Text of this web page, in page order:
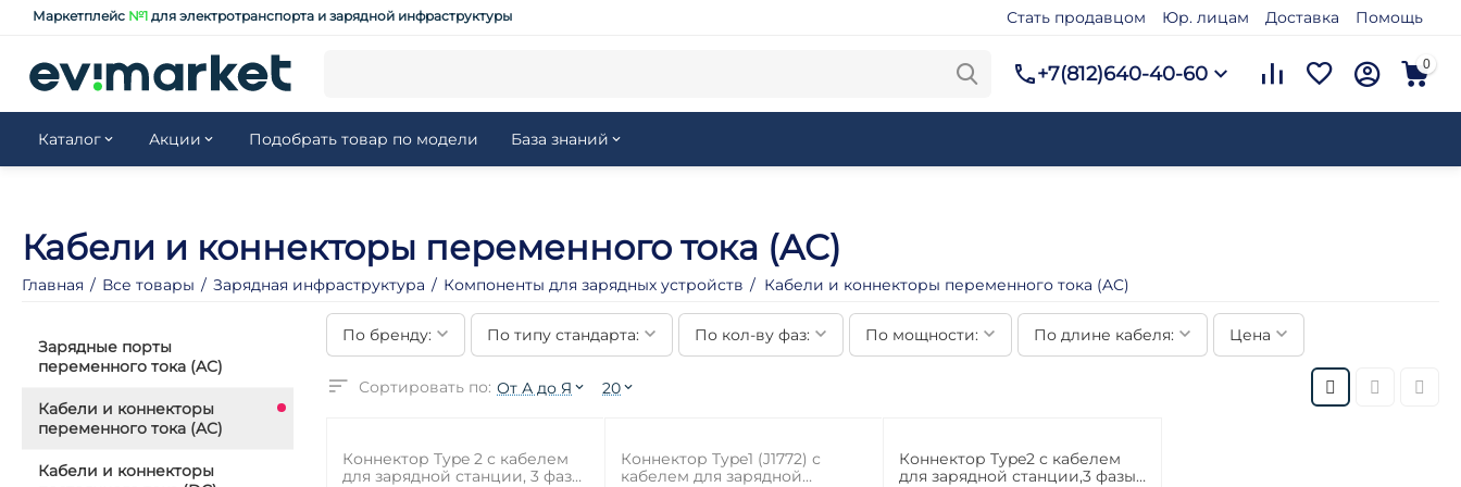
Маркетплейс №1 для электротранспорта и зарядной инфраструктуры Стать продавцом Юр. лицам Доставка Помощь
+7(812)640-40-60 0
Каталог Акции Подобрать товар по модели База знаний
Кабели и коннекторы переменного тока (AC)
Главная / Все товары / Зарядная инфраструктура / Компоненты для зарядных устройств / Кабели и коннекторы переменного тока (AC)
По бренду: По типу стандарта: По кол-ву фаз: По мощности: По длине кабеля: Цена
Сортировать по: От А до Я 20
Коннектор Type 2 с кабелем
для зарядной станции, 3 фазы,
Коннектор Type1 (J1772) с
кабелем для зарядной
Коннектор Type2 с кабелем
для зарядной станции,3 фазы,
Зарядные порты
переменного тока (AC)
Кабели и коннекторы
переменного тока (AC)
Кабели и коннекторы